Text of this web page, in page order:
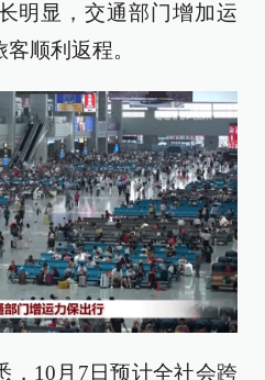
明显，交通部门增加运
顺利返程。
，10月7日预计全社会跨